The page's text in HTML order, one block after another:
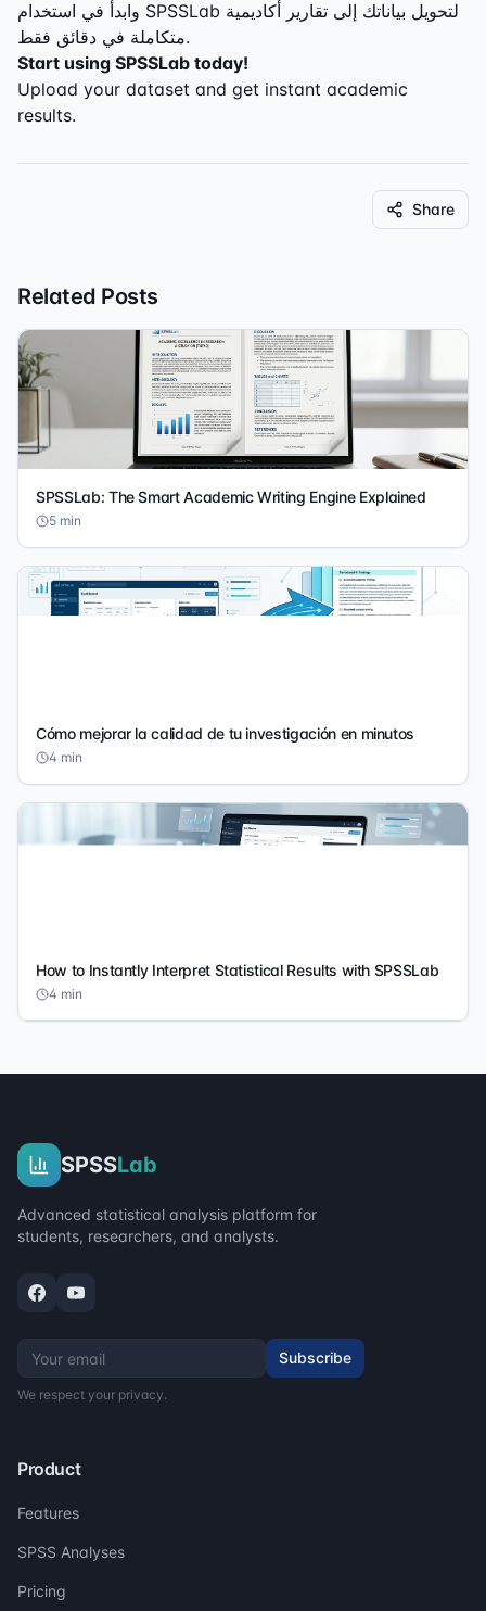
وابدأ في استخدام SPSSLab لتحويل بياناتك إلى تقارير أكاديمية
متكاملة في دقائق فقط.
Start using SPSSLab today!
Upload your dataset and get instant academic
results.
Share
Related Posts
SPSSLab: The Smart Academic Writing Engine Explained
5 min
Cómo mejorar la calidad de tu investigación en minutos
4 min
How to Instantly Interpret Statistical Results with SPSSLab
4 min
SPSSLab
Advanced statistical analysis platform for
students, researchers, and analysts.
Subscribe
We respect your privacy.
Product
Features
SPSS Analyses
Pricing